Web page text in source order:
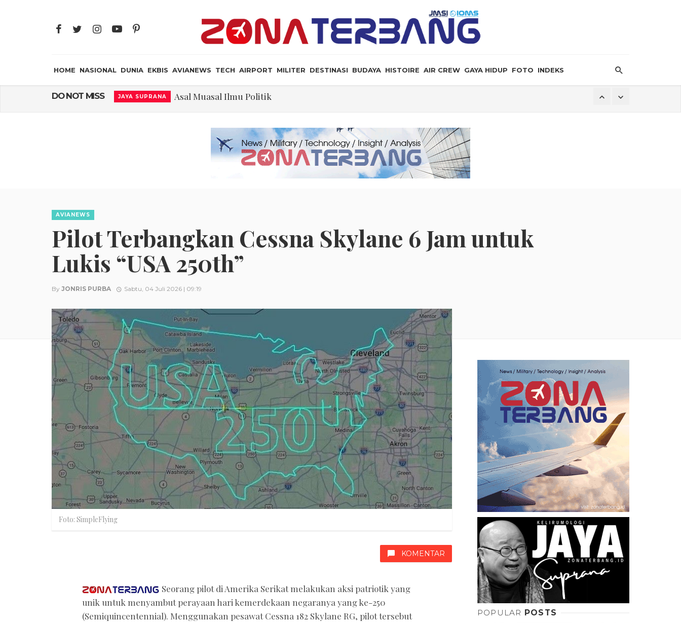
HOME NASIONAL DUNIA EKBIS AVIANEWS TECH AIRPORT MILITER DESTINASI BUDAYA HISTOIRE AIR CREW GAYA HIDUP FOTO INDEKS
DO NOT MISS JAYA SUPRANA Asal Muasal Ilmu Politik
El-Sayed, Palestina, dan Peluang Diplomasi Prabowo
FWK: Presiden dan Masyarakat Perlu Gunakan Bahasa yang Santun
Dua Pesawat Nyaris Tabrakan di Haneda
Kedutaan Palestina Gelar Aksi Kerja Sukarela di Menteng sebagai Bentuk Terima Kasih kepada Indonesia
AVIANEWS
Pilot Terbangkan Cessna Skylane 6 Jam untuk
Lukis “USA 250th”
By JONRIS PURBA Sabtu, 04 Juli 2026 | 09:19
Foto: SimpleFlying
KOMENTAR
Seorang pilot di Amerika Serikat melakukan aksi patriotik yang
unik untuk menyambut perayaan hari kemerdekaan negaranya yang ke-250
(Semiquincentennial). Menggunakan pesawat Cessna 182 Skylane RG, pilot tersebut
POPULAR POSTS